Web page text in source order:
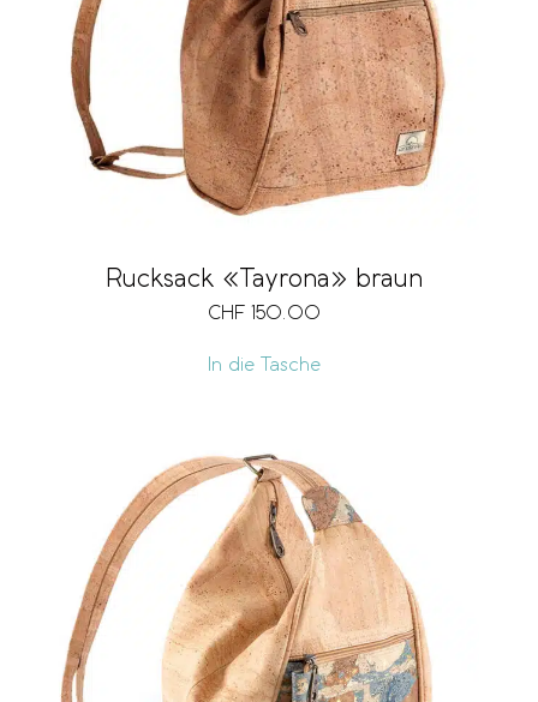
Rucksack «Tayrona» braun
CHF 150.00
In die Tasche